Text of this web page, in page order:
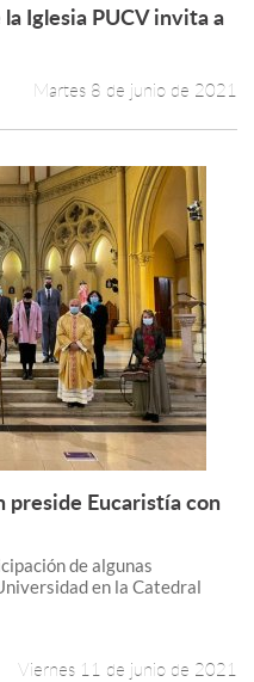
Leer más +
Iglesia PUCV invita a
Martes 8 de junio de 2021
Leer más +
preside Eucaristía con
de algunas
en la Catedral
Viernes 11 de junio de 2021